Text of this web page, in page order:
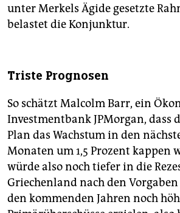
unter Merkels Ägide gesetzte
belastet die Konjunktur.
Triste Prognosen
So schätzt Malcolm Barr, ein
Investmentbank JPMorgan, dass
Plan das Wachstum in den
Monaten um 1,5 Prozent kappen
würde also noch tiefer in die
Griechenland nach den
den kommenden Jahren noch